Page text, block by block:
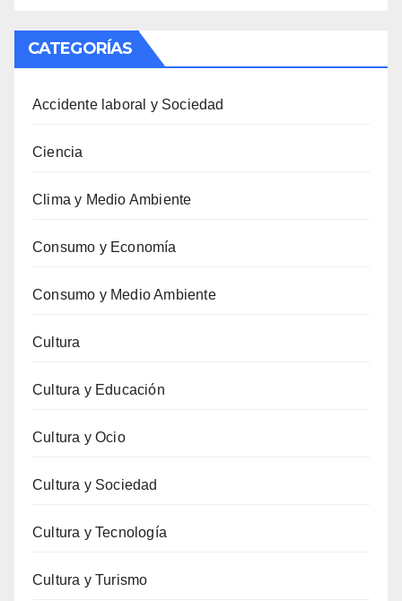
CATEGORÍAS
Accidente laboral y Sociedad
Ciencia
Clima y Medio Ambiente
Consumo y Economía
Consumo y Medio Ambiente
Cultura
Cultura y Educación
Cultura y Ocio
Cultura y Sociedad
Cultura y Tecnología
Cultura y Turismo